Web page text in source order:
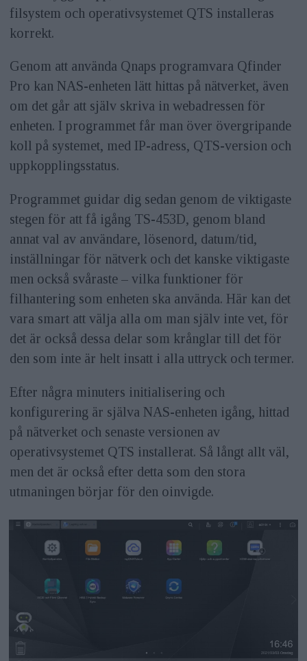
filsystem och operativsystemet QTS installeras
korrekt.
Genom att använda Qnaps programvara Qfinder
Pro kan NAS-enheten lätt hittas på nätverket, även
om det går att själv skriva in webadressen för
enheten. I programmet får man över övergripande
koll på systemet, med IP-adress, QTS-version och
uppkopplingsstatus.
Programmet guidar dig sedan genom de viktigaste
stegen för att få igång TS-453D, genom bland
annat val av användare, lösenord, datum/tid,
inställningar för nätverk och det kanske viktigaste
men också svåraste – vilka funktioner för
filhantering som enheten ska använda. Här kan det
vara smart att välja alla om man själv inte vet, för
det är också dessa delar som krånglar till det för
den som inte är helt insatt i alla uttryck och termer.
Efter några minuters initialisering och
konfigurering är själva NAS-enheten igång, hittad
på nätverket och senaste versionen av
operativsystemet QTS installerat. Så långt allt väl,
men det är också efter detta som den stora
utmaningen börjar för den oinvigde.